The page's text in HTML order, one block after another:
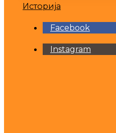
Историја
Facebook
Instagram